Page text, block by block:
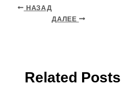
НАЗАД
ДАЛЕЕ
Related Posts